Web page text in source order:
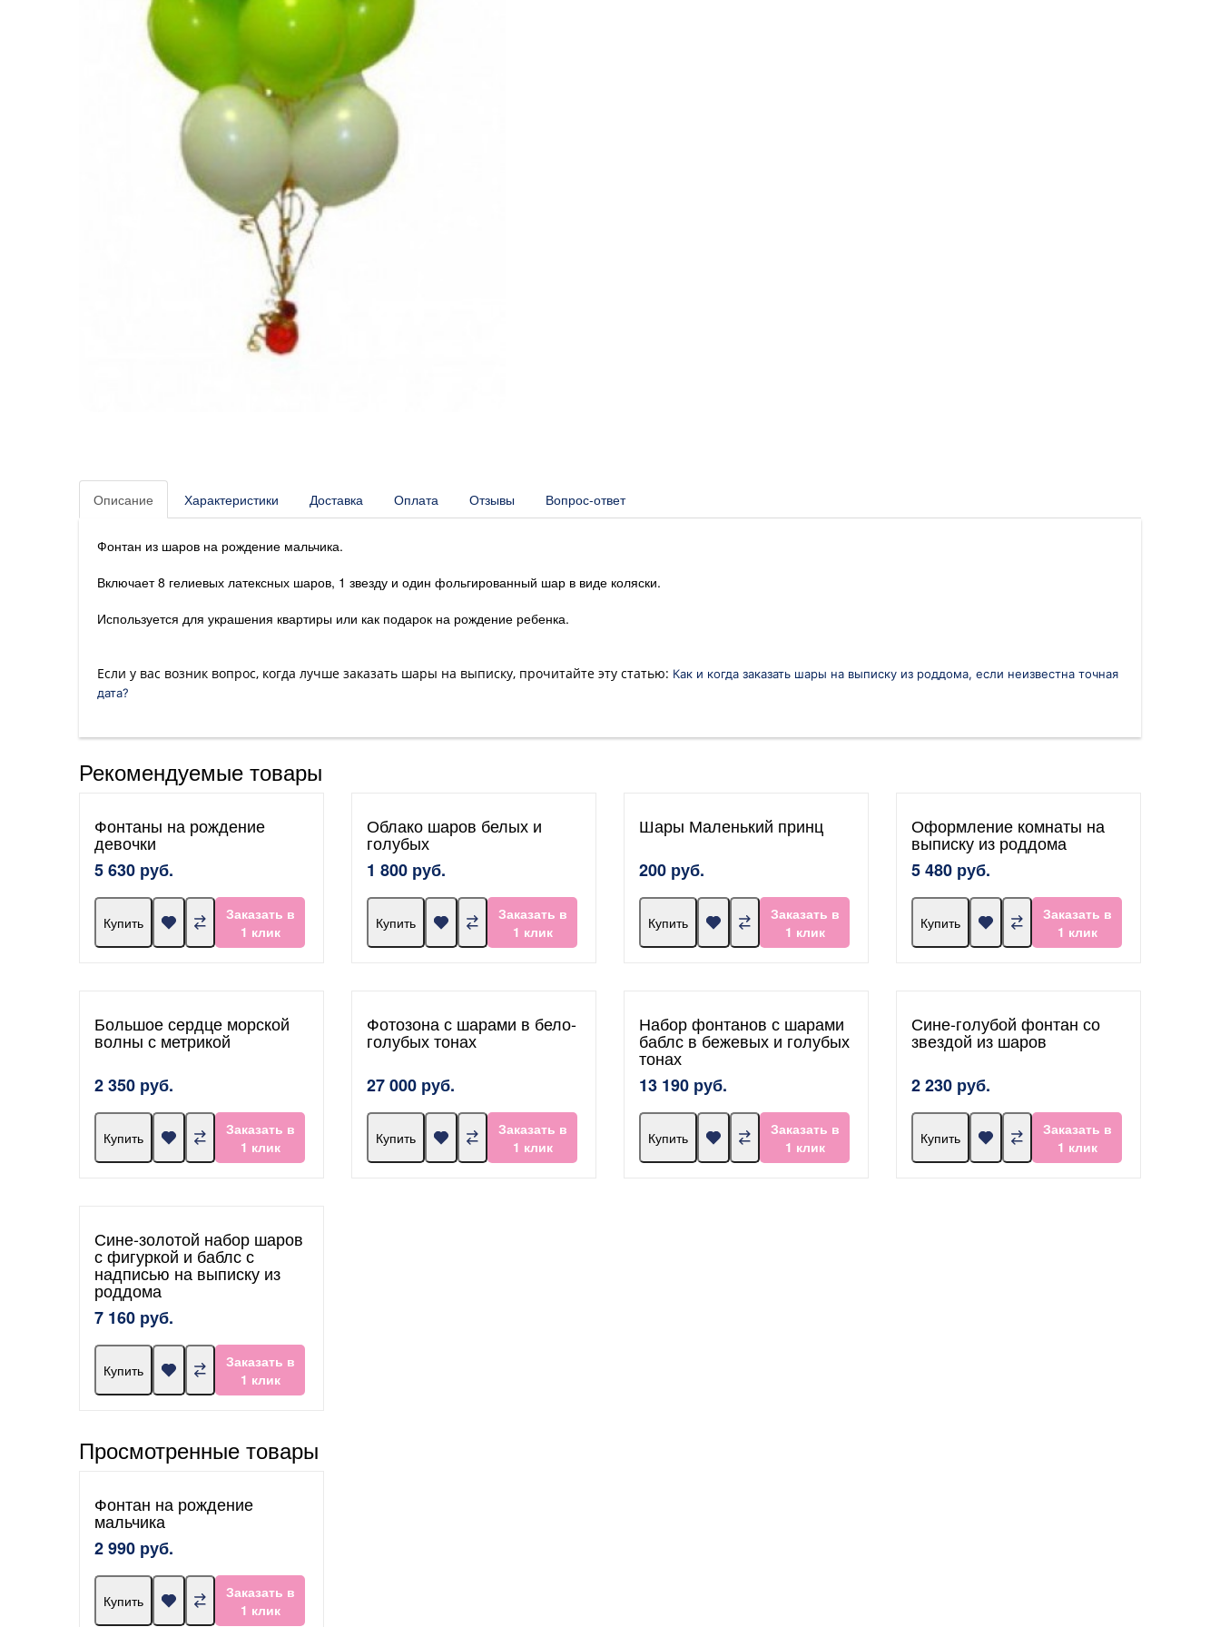
Описание Характеристики Доставка Оплата Отзывы Вопрос-ответ
Фонтан из шаров на рождение мальчика.
Включает 8 гелиевых латексных шаров, 1 звезду и один фольгированный шар в виде коляски.
Используется для украшения квартиры или как подарок на рождение ребенка.
Если у вас возник вопрос, когда лучше заказать шары на выписку, прочитайте эту статью: Как и когда заказать шары на выписку из роддома, если неизвестна точная
дата?
Рекомендуемые товары
Фонтаны на рождение
девочки
5 630 руб.
Купить
Заказать в
1 клик
Облако шаров белых и
голубых
1 800 руб.
Купить
Заказать в
1 клик
Шары Маленький принц
200 руб.
Купить
Заказать в
1 клик
Оформление комнаты на
выписку из роддома
5 480 руб.
Купить
Заказать в
1 клик
Большое сердце морской
волны с метрикой
2 350 руб.
Купить
Заказать в
1 клик
Фотозона с шарами в бело-
голубых тонах
27 000 руб.
Купить
Заказать в
1 клик
Набор фонтанов с шарами
баблс в бежевых и голубых
тонах
13 190 руб.
Купить
Заказать в
1 клик
Сине-голубой фонтан со
звездой из шаров
2 230 руб.
Купить
Заказать в
1 клик
Сине-золотой набор шаров
с фигуркой и баблс с
надписью на выписку из
роддома
7 160 руб.
Купить
Заказать в
1 клик
Просмотренные товары
Фонтан на рождение
мальчика
2 990 руб.
Купить
Заказать в
1 клик